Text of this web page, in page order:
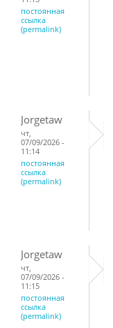
постоянная
ссылка
(permalink)
Jorgetaw
чт,
07/09/2026 -
11:14
постоянная
ссылка
(permalink)
Jorgetaw
чт,
07/09/2026 -
11:15
постоянная
ссылка
(permalink)